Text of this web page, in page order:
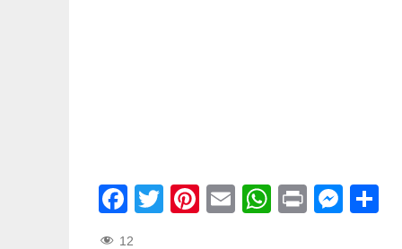
Facebook
Twitter
Pinterest
EmailWhatsApp
Print
12